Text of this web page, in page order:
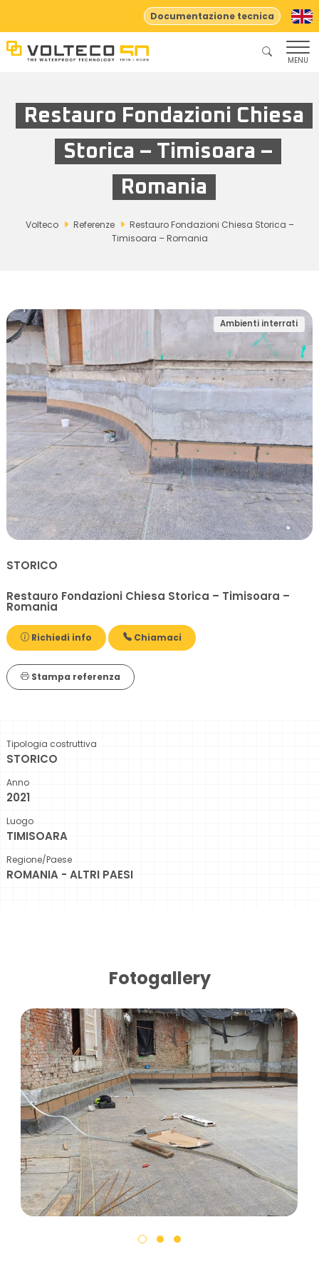
Documentazione tecnica
MENU
Restauro Fondazioni Chiesa
Storica – Timisoara –
Romania
Volteco Referenze
Restauro Fondazioni Chiesa Storica –
Timisoara – Romania
Ambienti interrati
STORICO
Restauro Fondazioni Chiesa Storica – Timisoara –
Romania
Richiedi info Chiamaci
Stampa referenza
Tipologia costruttiva
STORICO
Anno
2021
Luogo
TIMISOARA
Regione/Paese
ROMANIA - ALTRI PAESI
Fotogallery